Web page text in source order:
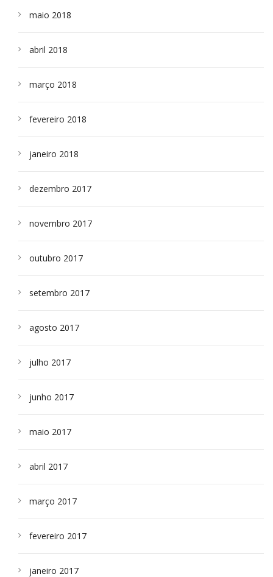
maio 2018
abril 2018
março 2018
fevereiro 2018
janeiro 2018
dezembro 2017
novembro 2017
outubro 2017
setembro 2017
agosto 2017
julho 2017
junho 2017
maio 2017
abril 2017
março 2017
fevereiro 2017
janeiro 2017